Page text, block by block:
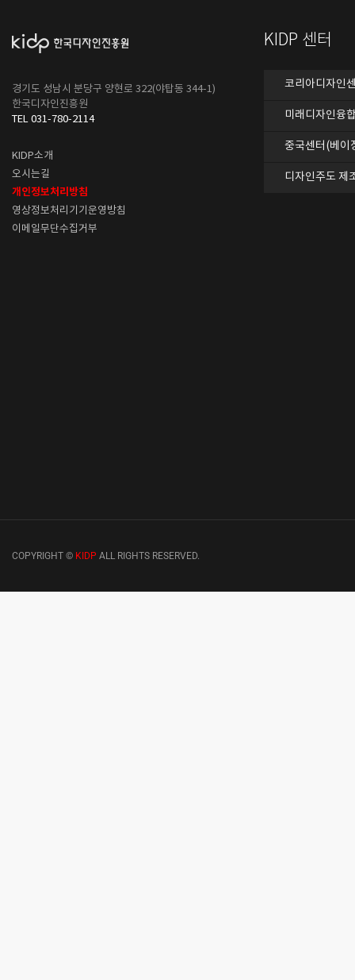
경기도 성남시 분당구 양현로 322(야탑동 344-1)
한국디자인진흥원
TEL 031-780-2114
KIDP소개
오시는길
개인정보처리방침
영상정보처리기기운영방침
이메일무단수집거부
KIDP 센터
코리아디자인
미래디자인융
중국센터(베이
디자인주도 제
COPYRIGHT © KIDP ALL RIGHTS RESERVED.